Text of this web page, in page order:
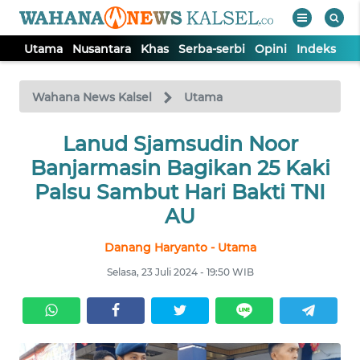
Utama Nusantara Khas Serba-serbi Opini Indeks
Wahana News Kalsel Utama
Lanud Sjamsudin Noor
Banjarmasin Bagikan 25 Kaki
Palsu Sambut Hari Bakti TNI
AU
Danang Haryanto - Utama
Selasa, 23 Juli 2024 - 19:50 WIB
TV
Tutup
NUSANTARA
SERBI
OPINI